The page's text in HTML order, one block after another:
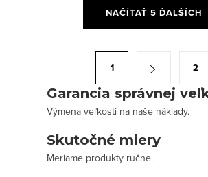
NAČÍTAŤ 5 ĎALŠÍCH
1 2
Garancia správnej
Výmena veľkosti na naše náklady.
Skutočné miery
Meriame produkty ručne.